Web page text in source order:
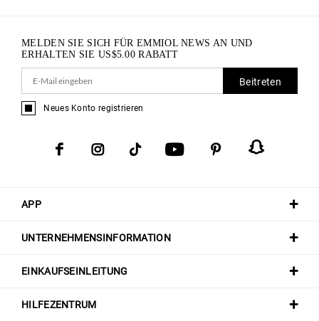
APP
UNTERNEHMENSINFORMATION
EINKAUFSEINLEITUNG
HILFEZENTRUM
MELDEN SIE SICH FÜR EMMIOL NEWS AN UND
ERHALTEN SIE US$5.00 RABATT
Beitreten
Neues Konto registrieren